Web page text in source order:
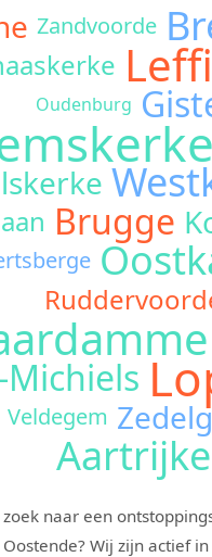
Zandvoorde
Oudenburg
Brugge
Veldegem
Aartrijke
naar een
Wij zijn actief